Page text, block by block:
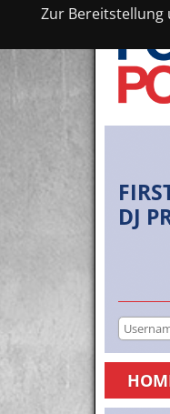
Zur Bereitstellung
DJ